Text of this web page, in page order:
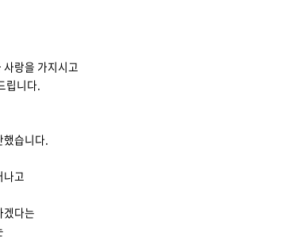
랑을 가지시고
립니다.
했습니다.
나고
겠다는